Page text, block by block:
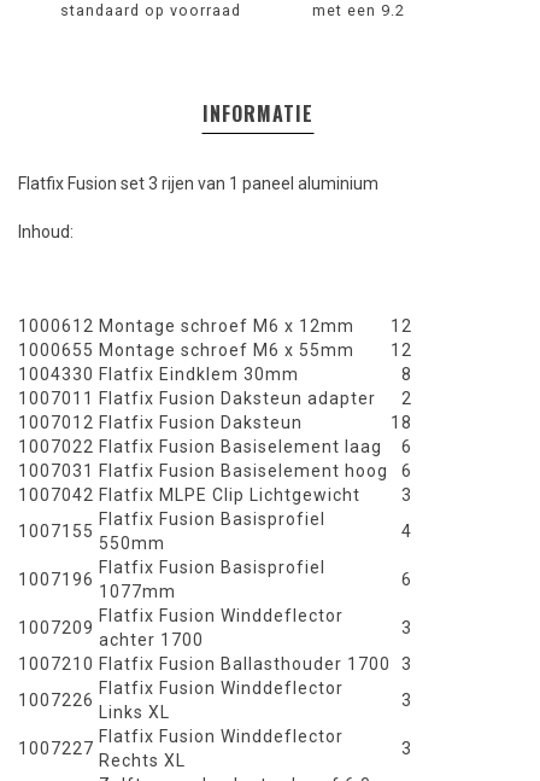
standaard op voorraad
met een 9.2
INFORMATIE
Flatfix Fusion set 3 rijen van 1 paneel aluminium
Inhoud:
1000612 Montage schroef M6 x 12mm
12
1000655 Montage schroef M6 x 55mm
12
1004330 Flatfix Eindklem 30mm
8
1007011
Flatfix Fusion Daksteun adapter
2
1007012 Flatfix Fusion Daksteun
18
1007022 Flatfix Fusion Basiselement laag
6
1007031
Flatfix Fusion Basiselement hoog
6
1007042 Flatfix MLPE Clip Lichtgewicht
3
1007155
Flatfix Fusion Basisprofiel
550mm
4
1007196
Flatfix Fusion Basisprofiel
1077mm
6
1007209
Flatfix Fusion Winddeflector
achter 1700
3
1007210 Flatfix Fusion Ballasthouder 1700
3
1007226
Flatfix Fusion Winddeflector
Links XL
3
1007227
Flatfix Fusion Winddeflector
Rechts XL
3